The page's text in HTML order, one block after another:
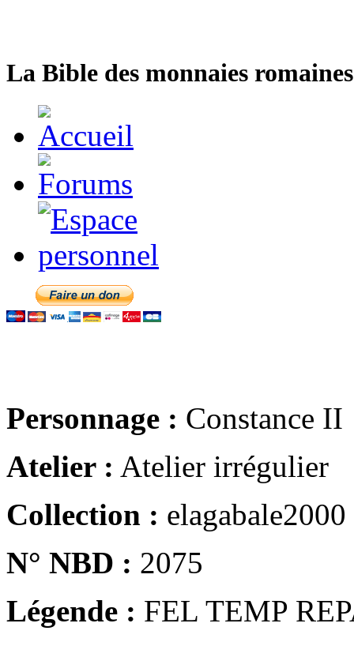
La Bible des monnaies
Personnage : Constance II
Atelier : Atelier irrégulier
Collection : elagabale2000
N° NBD : 2075
Légende : FEL TEMP